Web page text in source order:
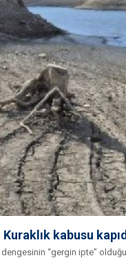
kabusu
dengesinin “gergin ipte”